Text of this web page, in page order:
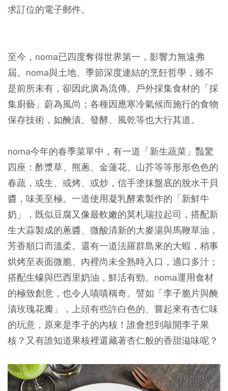
求訂位的電子郵件。
至今，noma已四度奪得世界第一，影響力無遠弗
屆。noma與土地、季節深度連結的烹飪哲學，雖不
是前所未有，卻因此廣為流傳。戶外採集食材的「採
集廚藝」蔚為風尚；各種因應寒冷氣候而施行的食物
保存技術，如醃漬、發酵、風乾等也大行其道。
noma今年的春季菜單中，有一道「新生蔬菜」豔驚
四座：酢漿草、熊蔥、金蓮花、山芥等等形形色色的
春蔬，或生、或烤、或炒，信手塗抹盤底的脫水干貝
醬，味美至極。一道使用凝乳酵素製作的「新鮮牛
奶」，既似豆腐又像最軟嫩的莫札瑞拉起司，搭配新
生大蒜製成的蔥醬、微酸清新的大麥湯與馬鞭草油，
芳香順口而溫柔。還有一道法羅群島來的大蝦，稍事
烘烤至表面微脆、內裡尚未全熟時入口，適口多汁；
搭配生蠔與巴西里奶油，鮮活有勁。noma運用食材
的極致創意，也令人嘖嘖稱奇。譬如「李子脆片與醃
漬玫瑰花瓣」，上頭有些許白色的、嘗起來有杏仁味
的玩意，原來是李子的內核！誰會想到敲開李子果
核？又有誰知道果核裡還藏著杏仁般的香甜滋味呢？